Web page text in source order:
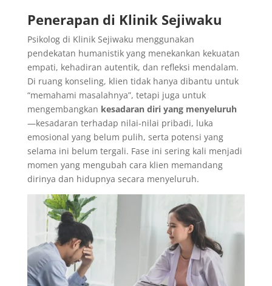
Penerapan di Klinik Sejiwaku
Psikolog di Klinik Sejiwaku menggunakan
pendekatan humanistik yang menekankan kekuatan
empati, kehadiran autentik, dan refleksi mendalam.
Di ruang konseling, klien tidak hanya dibantu untuk
“memahami masalahnya”, tetapi juga untuk
mengembangkan kesadaran diri yang menyeluruh
—kesadaran terhadap nilai-nilai pribadi, luka
emosional yang belum pulih, serta potensi yang
selama ini belum tergali. Fase ini sering kali menjadi
momen yang mengubah cara klien memandang
dirinya dan hidupnya secara menyeluruh.